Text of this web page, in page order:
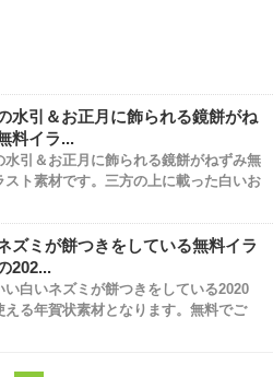
水引＆お正月に飾られる鏡餅がね
料イラ...
水引＆お正月に飾られる鏡餅がねずみ無
スト素材です。三方の上に載った白いお
ズミが餅つきをしている無料イラ
202...
い白いネズミが餅つきをしている2020
える年賀状素材となります。無料でご